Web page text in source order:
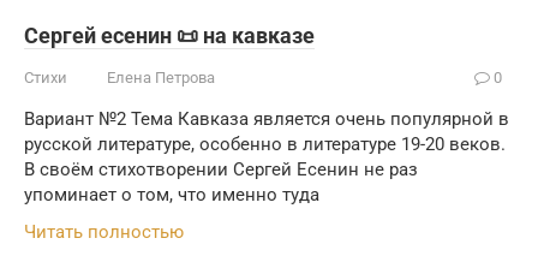
Сергей есенин 📜 на кавказе
Стихи Елена Петрова 0
Вариант №2 Тема Кавказа является очень популярной в
русской литературе, особенно в литературе 19-20 веков.
В своём стихотворении Сергей Есенин не раз
упоминает о том, что именно туда
Читать полностью